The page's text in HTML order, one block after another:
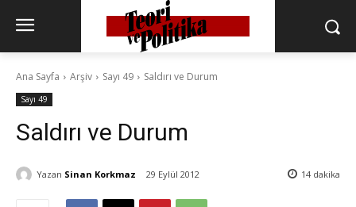
Ana Sayfa Arşiv Sayı 49 Saldırı ve Durum
Sayı 49
Saldırı ve Durum
Yazan Sinan Korkmaz 29 Eylül 2012 14 dakika